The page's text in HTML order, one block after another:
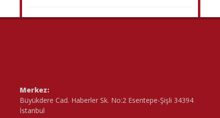
Merkez:
Büyükdere Cad. Haberler Sk. No:2 Esentepe-Şişli 34394
İstanbul